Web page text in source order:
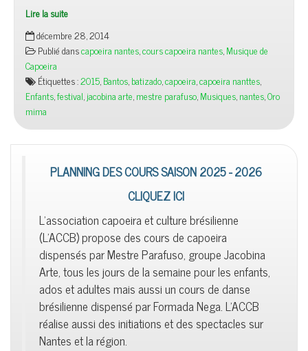
Lire la suite
décembre 28, 2014
Publié danscapoeira nantes,cours capoeira nantes,Musique de
Capoeira
Étiquettes :2015,Bantos,batizado,capoeira,capoeira nanttes,
Enfants,festival,jacobina arte,mestre parafuso,Musiques,nantes,Oro
mima
PLANNING DES COURS SAISON 2025 - 2026
CLIQUEZ ICI
L'association capoeira et culture brésilienne
(L'ACCB) propose des cours de capoeira
dispensés par Mestre Parafuso, groupe Jacobina
Arte, tous les jours de la semaine pour les enfants,
ados et adultes mais aussi un cours de danse
brésilienne dispensé par Formada Nega. L'ACCB
réalise aussi des initiations et des spectacles sur
Nantes et la région.